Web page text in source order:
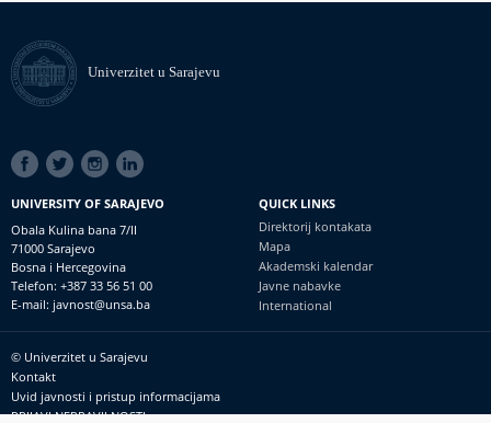
Univerzitet u Sarajevu
SOCIAL
LINKS
UNIVERSITY OF SARAJEVO
Obala Kulina bana 7/II
71000 Sarajevo
Bosna i Hercegovina
Telefon: +387 33 56 51 00
E-mail: javnost@unsa.ba
QUICK LINKS
Direktorij kontakata
Mapa
Akademski kalendar
Javne nabavke
International
Footer
meni
© Univerzitet u Sarajevu
Kontakt
Uvid javnosti i pristup informacijama
PRIJAVI NEPRAVILNOSTI